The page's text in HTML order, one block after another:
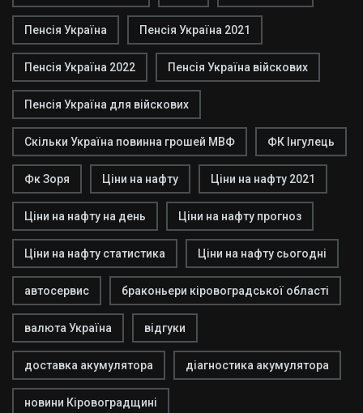
Пенсія Україна Пенсія Україна 2021
Пенсія Україна 2022 Пенсія Україна війскових
Пенсія Україна для війскових
Скільки Україна повинна грошей МВФ ФК Інгулець
Фк Зоря Ціни на нафту Ціни на нафту 2021
Ціни на нафту на день Ціни на нафту прогноз
Ціни на нафту статистика Ціни на нафту сьогодні
автосервис браконьери кіровоградської області
валюта Україна відгуки
доставка акумулятора діагностика акумулятора
новини Кіровоградщині